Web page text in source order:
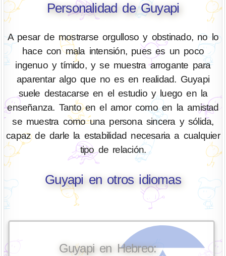
Personalidad de Guyapi
A pesar de mostrarse orgulloso y obstinado, no lo
hace con mala intensión, pues es un poco
ingenuo y tímido, y se muestra arrogante para
aparentar algo que no es en realidad. Guyapi
suele destacarse en el estudio y luego en la
enseñanza. Tanto en el amor como en la amistad
se muestra como una persona sincera y sólida,
capaz de darle la estabilidad necesaria a cualquier
tipo de relación.
Guyapi en otros idiomas
Guyapi en Hebreo: